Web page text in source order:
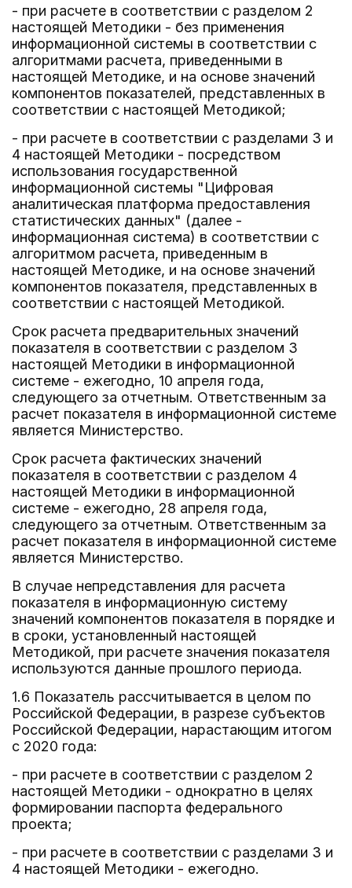
- при расчете в соответствии с разделом 2
настоящей Методики - без применения
информационной системы в соответствии с
алгоритмами расчета, приведенными в
настоящей Методике, и на основе значений
компонентов показателей, представленных в
соответствии с настоящей Методикой;
- при расчете в соответствии с разделами 3 и
4 настоящей Методики - посредством
использования государственной
информационной системы "Цифровая
аналитическая платформа предоставления
статистических данных" (далее -
информационная система) в соответствии с
алгоритмом расчета, приведенным в
настоящей Методике, и на основе значений
компонентов показателя, представленных в
соответствии с настоящей Методикой.
Срок расчета предварительных значений
показателя в соответствии с разделом 3
настоящей Методики в информационной
системе - ежегодно, 10 апреля года,
следующего за отчетным. Ответственным за
расчет показателя в информационной системе
является Министерство.
Срок расчета фактических значений
показателя в соответствии с разделом 4
настоящей Методики в информационной
системе - ежегодно, 28 апреля года,
следующего за отчетным. Ответственным за
расчет показателя в информационной системе
является Министерство.
В случае непредставления для расчета
показателя в информационную систему
значений компонентов показателя в порядке и
в сроки, установленный настоящей
Методикой, при расчете значения показателя
используются данные прошлого периода.
1.6 Показатель рассчитывается в целом по
Российской Федерации, в разрезе субъектов
Российской Федерации, нарастающим итогом
с 2020 года:
- при расчете в соответствии с разделом 2
настоящей Методики - однократно в целях
формировании паспорта федерального
проекта;
- при расчете в соответствии с разделами 3 и
4 настоящей Методики - ежегодно.